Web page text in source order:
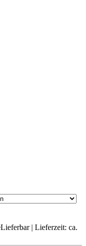
Lieferbar | Lieferzeit: ca.